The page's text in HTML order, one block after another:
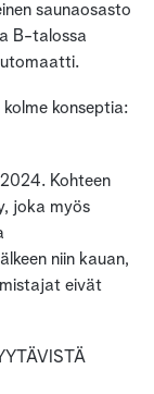
saunaosasto
B-talossa
konseptia:
Kohteen
joka myös
niin kauan,
eivät